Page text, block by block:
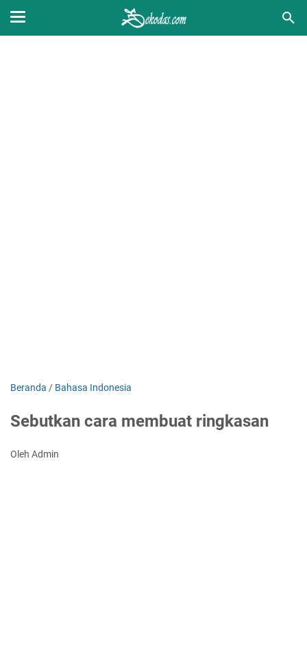
Beranda / Bahasa Indonesia
Sebutkan cara membuat ringkasan
Oleh Admin